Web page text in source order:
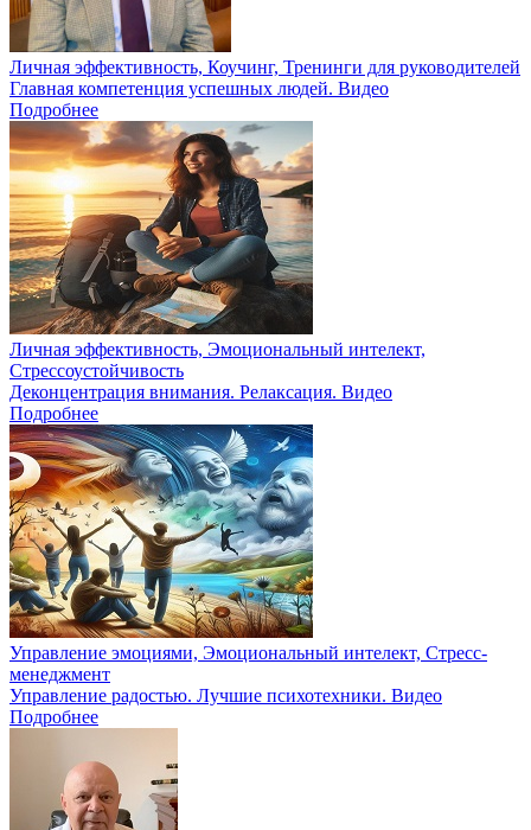
Личная эффективность, Коучинг, Тренинги для руководителей
Главная компетенция успешных людей. Видео
Подробнее
Личная эффективность, Эмоциональный интелект,
Стрессоустойчивость
Деконцентрация внимания. Релаксация. Видео
Подробнее
Управление эмоциями, Эмоциональный интелект, Стресс-
менеджмент
Управление радостью. Лучшие психотехники. Видео
Подробнее